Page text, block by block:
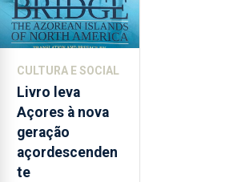
CULTURA E SOCIAL
Livro leva
Açores à nova
geração
açordescenden
te